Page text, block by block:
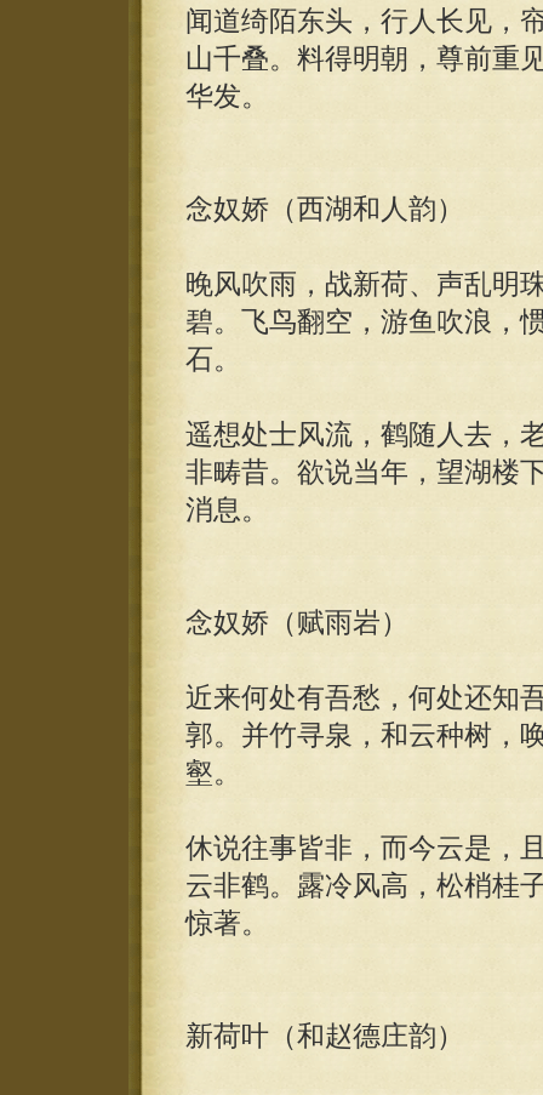
闻道绮陌东头，行人长见，
山千叠。料得明朝，尊前重
华发。
念奴娇（西湖和人韵）
晚风吹雨，战新荷、声乱明
碧。飞鸟翻空，游鱼吹浪，
石。
遥想处士风流，鹤随人去，
非畴昔。欲说当年，望湖楼
消息。
念奴娇（赋雨岩）
近来何处有吾愁，何处还知
郭。并竹寻泉，和云种树，
壑。
休说往事皆非，而今云是，
云非鹤。露冷风高，松梢桂
惊著。
新荷叶（和赵德庄韵）